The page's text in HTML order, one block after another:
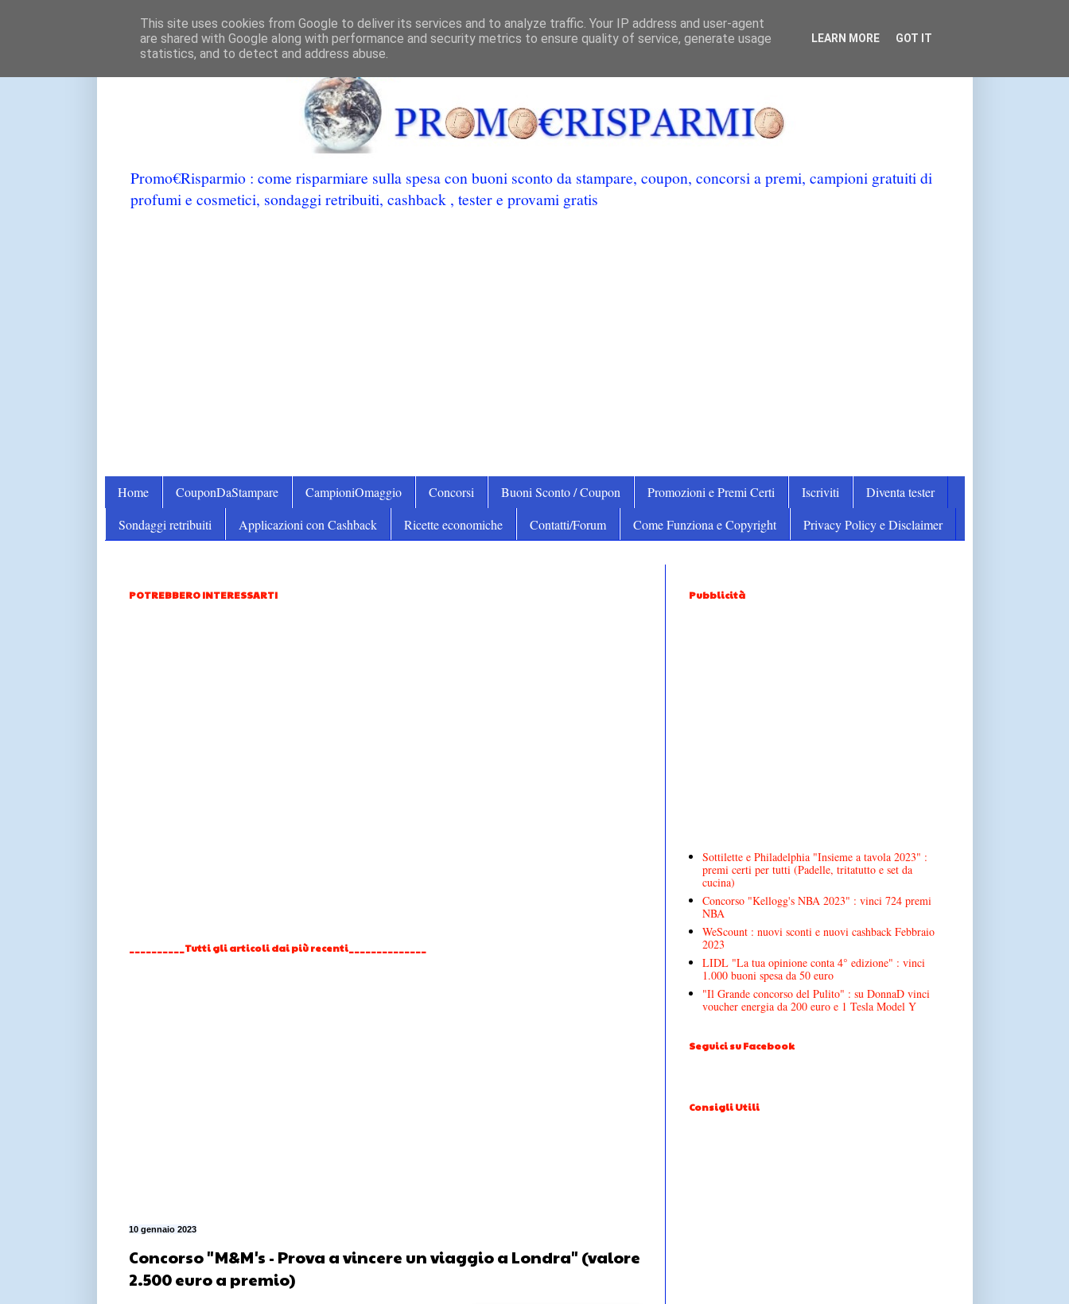
Promo€Risparmio : come risparmiare sulla spesa con buoni sconto da stampare, coupon, concorsi a premi, campioni gratuiti di
profumi e cosmetici, sondaggi retribuiti, cashback , tester e provami gratis
Home CouponDaStampare CampioniOmaggio Concorsi Buoni Sconto / Coupon Promozioni e Premi Certi Iscriviti
Diventa tester
Sondaggi retribuiti
Applicazioni con Cashback Ricette economiche Contatti/Forum Come Funziona e Copyright Privacy Policy e Disclaimer
POTREBBERO INTERESSARTI
__________Tutti gli articoli dai più recenti______________
10 gennaio 2023
Concorso "M&M's - Prova a vincere un viaggio a Londra" (valore
2.500 euro a premio)
Pubblicità
Sottilette e Philadelphia "Insieme a tavola 2023" :
premi certi per tutti (Padelle, tritatutto e set da
cucina)
Concorso "Kellogg's NBA 2023" : vinci 724 premi
NBA
WeScount : nuovi sconti e nuovi cashback Febbraio
2023
LIDL "La tua opinione conta 4° edizione" : vinci
1.000 buoni spesa da 50 euro
"Il Grande concorso del Pulito" : su DonnaD vinci
voucher energia da 200 euro e 1 Tesla Model Y
Seguici su Facebook
Consigli Utili
This site uses cookies from Google to deliver its services and to analyze traffic. Your IP address and user-agent
are shared with Google along with performance and security metrics to ensure quality of service, generate usage
statistics, and to detect and address abuse.
LEARN MORE GOT IT